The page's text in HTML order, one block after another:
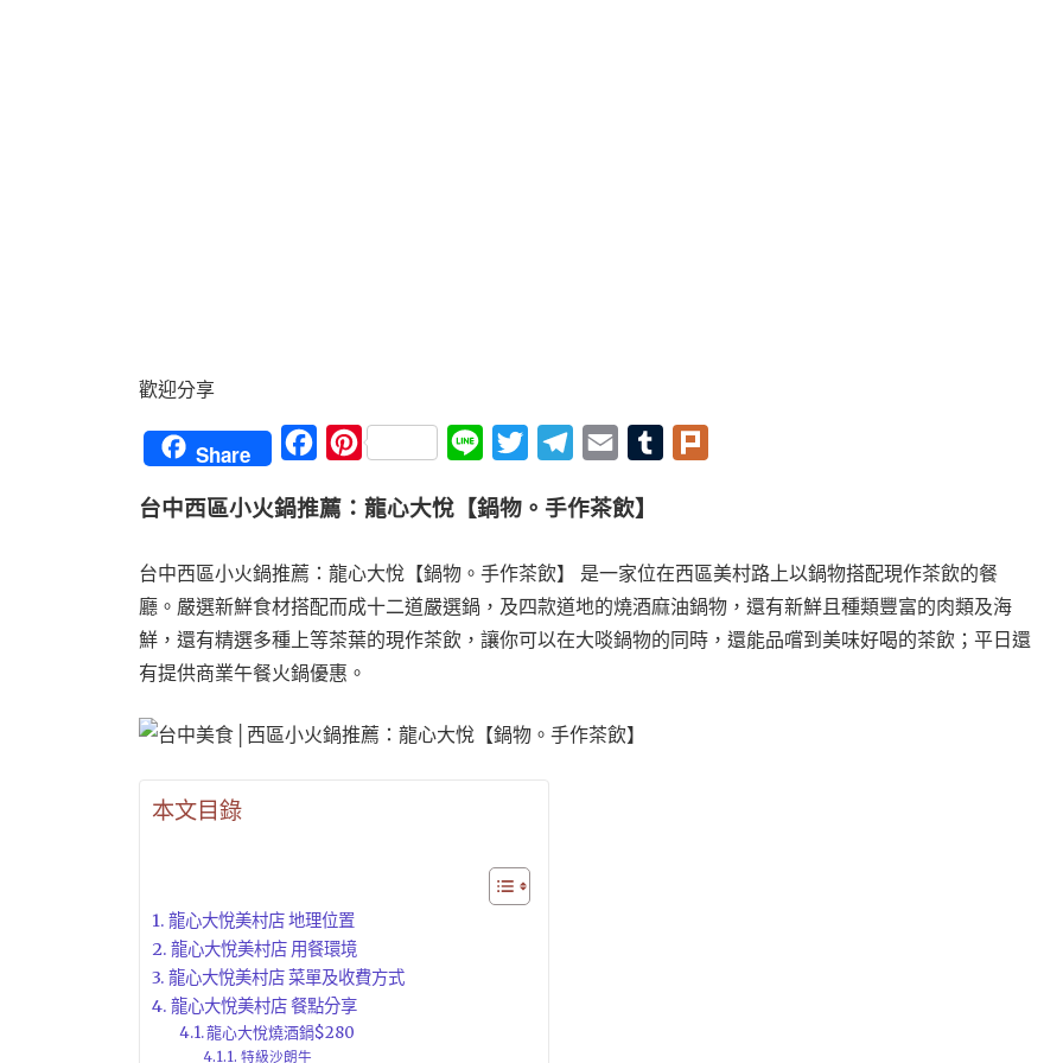
歡迎分享
Share FacebookPinterest Line TwitterTelegram
Email Tumblr
台中西區小火鍋推薦：龍心大悅【鍋物。手作茶飲】
台中西區小火鍋推薦：龍心大悅【鍋物。手作茶飲】 是一家位在西區美村路上以鍋物搭配現作茶飲的餐
廳。嚴選新鮮食材搭配而成十二道嚴選鍋，及四款道地的燒酒麻油鍋物，還有新鮮且種類豐富的肉類及海
鮮，還有精選多種上等茶葉的現作茶飲，讓你可以在大啖鍋物的同時，還能品嚐到美味好喝的茶飲；平日還
有提供商業午餐火鍋優惠。
本文目錄
龍心大悅美村店 地理位置
龍心大悅美村店 用餐環境
龍心大悅美村店 菜單及收費方式
龍心大悅美村店 餐點分享
龍心大悅燒酒鍋$280
特級沙朗牛